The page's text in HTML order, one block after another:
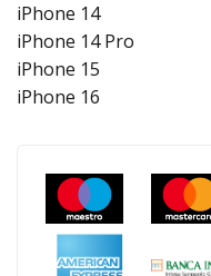
iPhone 14
iPhone 14 Pro
iPhone 15
iPhone 16